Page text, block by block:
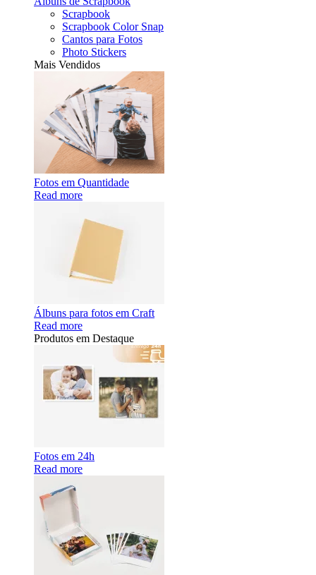
Scrapbook
Scrapbook Color Snap
Cantos para Fotos
Photo Stickers
Mais Vendidos
Fotos em Quantidade
Read more
Álbuns para fotos em Craft
Read more
Produtos em Destaque
Fotos em 24h
Read more